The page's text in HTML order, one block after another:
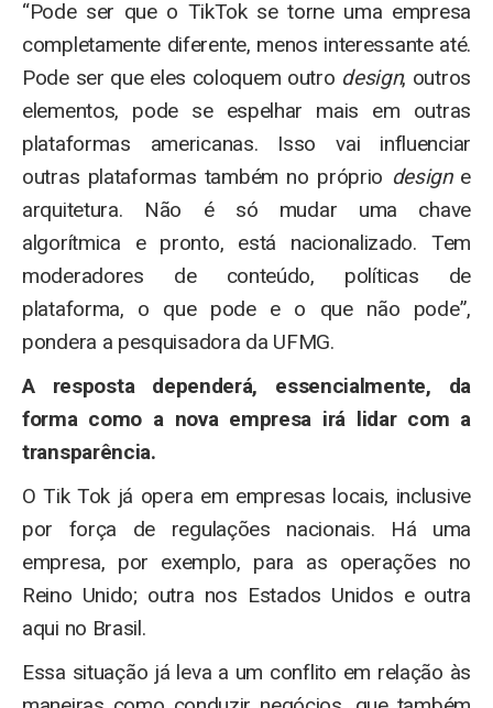
“Pode ser que o TikTok se torne uma empresa
completamente diferente, menos interessante até.
Pode ser que eles coloquem outro design, outros
elementos, pode se espelhar mais em outras
plataformas americanas. Isso vai influenciar
outras plataformas também no próprio designe
arquitetura. Não é só mudar uma chave
algorítmica e pronto, está nacionalizado. Tem
moderadores de conteúdo, políticas de
plataforma, o que pode e o que não pode”,
pondera a pesquisadora da UFMG.
A resposta dependerá, essencialmente, da
forma como a nova empresa irá lidar com a
transparência.
O Tik Tok já opera em empresas locais, inclusive
por força de regulações nacionais. Há uma
empresa, por exemplo, para as operações no
Reino Unido; outra nos Estados Unidos e outra
aqui no Brasil.
Essa situação já leva a um conflito em relação às